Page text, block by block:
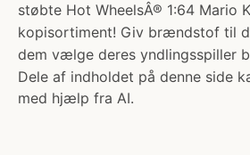
støbte Hot WheelsÂ® 1:64 Mario
kopisortiment! Giv brændstof til
dem vælge deres yndlingsspiller
Dele af indholdet på denne side
med hjælp fra AI.